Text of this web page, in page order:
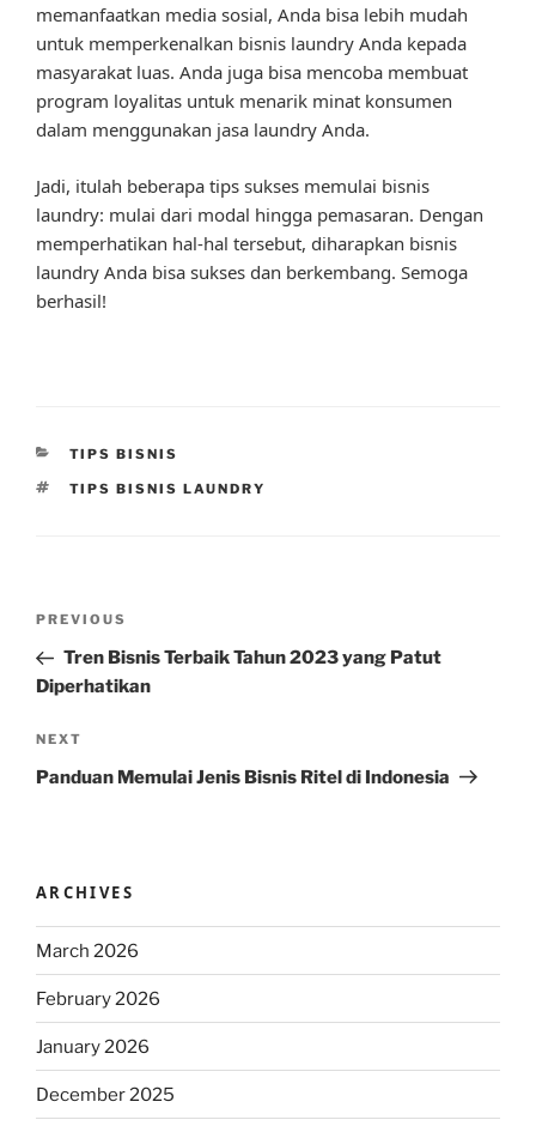
memanfaatkan media sosial, Anda bisa lebih mudah
untuk memperkenalkan bisnis laundry Anda kepada
masyarakat luas. Anda juga bisa mencoba membuat
program loyalitas untuk menarik minat konsumen
dalam menggunakan jasa laundry Anda.
Jadi, itulah beberapa tips sukses memulai bisnis
laundry: mulai dari modal hingga pemasaran. Dengan
memperhatikan hal-hal tersebut, diharapkan bisnis
laundry Anda bisa sukses dan berkembang. Semoga
berhasil!
CATEGORIES
TIPS BISNIS
TAGS
TIPS BISNIS LAUNDRY
Previous
Post
PREVIOUS
Tren Bisnis Terbaik Tahun 2023 yang Patut
Diperhatikan
Next
Post
NEXT
Panduan Memulai Jenis Bisnis Ritel di Indonesia
ARCHIVES
March 2026
February 2026
January 2026
December 2025